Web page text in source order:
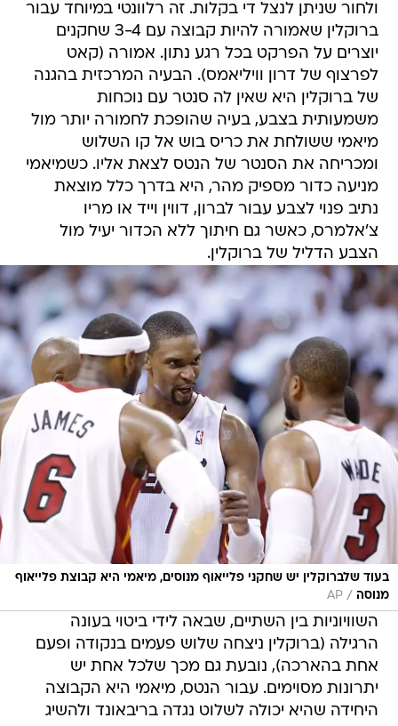
ולחור שניתן לנצל די בקלות. זה רלוונטי במיוחד עבור
ברוקלין שאמורה להיות קבוצה עם 3-4 שחקנים
יוצרים על הפרקט בכל רגע נתון. אמורה (קאט
לפרצוף של דרון וויליאמס). הבעיה המרכזית בהגנה
של ברוקלין היא שאין לה סנטר עם נוכחות
משמעותית בצבע, בעיה שהופכת לחמורה יותר מול
מיאמי ששולחת את כריס בוש אל קו השלוש
ומכריחה את הסנטר של הנטס לצאת אליו. כשמיאמי
מניעה כדור מספיק מהר, היא בדרך כלל מוצאת
נתיב פנוי לצבע עבור לברון, דווין וייד או מריו
צ'אלמרס, כאשר גם חיתוך ללא הכדור יעיל מול
הצבע הדליל של ברוקלין.
בעוד שלברוקלין יש שחקני פלייאוף מנוסים, מיאמי היא קבוצת פלייאוף
מנוסה /
AP
השוויוניות בין השתיים, שבאה לידי ביטוי בעונה
הרגילה (ברוקלין ניצחה שלוש פעמים בנקודה ופעם
אחת בהארכה), נובעת גם מכך שלכל אחת יש
יתרונות מסוימים. עבור הנטס, מיאמי היא הקבוצה
היחידה שהיא יכולה לשלוט נגדה בריבאונד ולהשיג